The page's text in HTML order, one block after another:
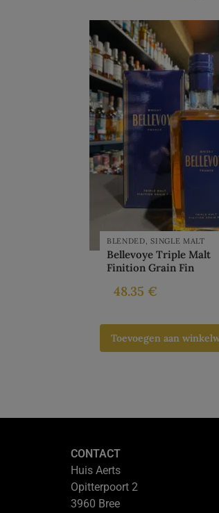
BLENDED ,SINGLE MALT
Bellevoye Triple Malt
Finition Grain Fin
48.35 €
Toevoegen aan
CONTACT
Huis Aerts
Opitterpoort 2
3960 Bree